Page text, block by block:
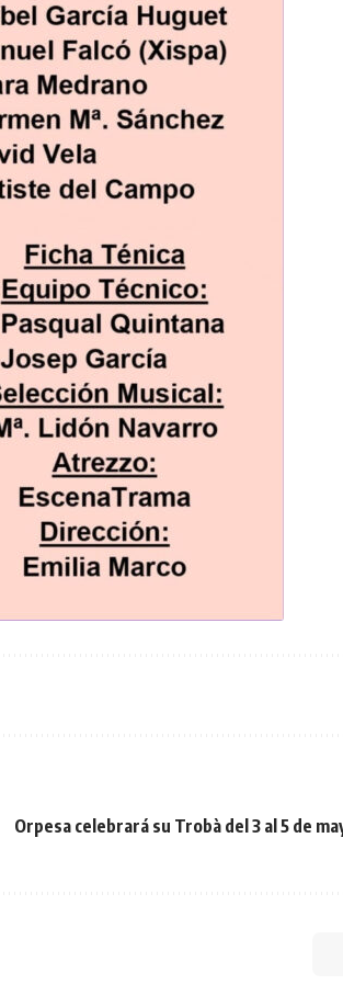
Orpesa celebrará su Trobà del 3 al 5 de